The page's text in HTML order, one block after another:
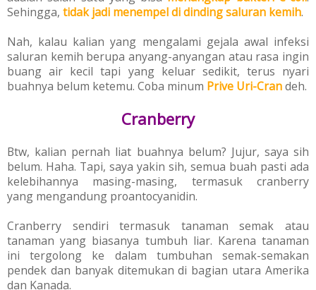
Sehingga, tidak jadi menempel di dinding saluran kemih.
Nah, kalau kalian yang mengalami gejala awal infeksi
saluran kemih berupa anyang-anyangan atau rasa ingin
buang air kecil tapi yang keluar sedikit, terus nyari
buahnya belum ketemu. Coba minum Prive Uri-Crandeh.
Cranberry
Btw, kalian pernah liat buahnya belum? Jujur, saya sih
belum. Haha. Tapi, saya yakin sih, semua buah pasti ada
kelebihannya masing-masing, termasuk cranberry
yang mengandung proantocyanidin.
Cranberry sendiri termasuk tanaman semak atau
tanaman yang biasanya tumbuh liar. Karena tanaman
initergolong ke dalam tumbuhan semak-semakan
pendek dan banyak ditemukan di bagian utara Amerika
dan Kanada.